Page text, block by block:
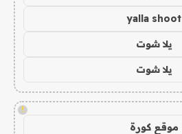
yalla shoot
يلا شوت
يلا شوت
!
موقع كورة